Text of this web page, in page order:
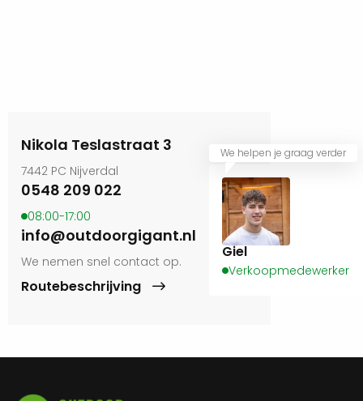
We helpen je graag verder
Giel
Verkoopmedewerker
Nikola Teslastraat 3
7442 PC Nijverdal
0548 209 022
08:00-17:00
info@outdoorgigant.nl
We nemen snel contact op.
Routebeschrijving